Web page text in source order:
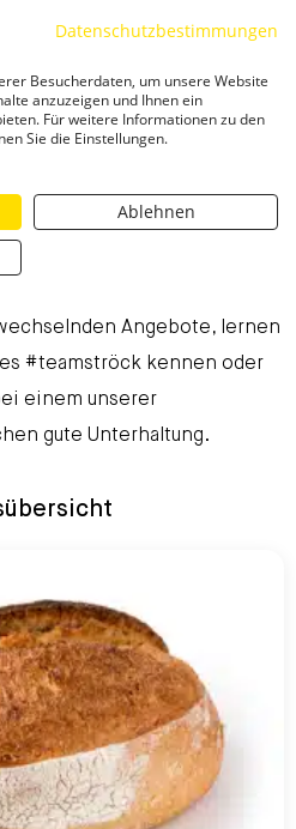
Backstube, lernen Sie
kennen, schmökern Sie in
Angebote, lernen
#teamströck kennen oder
einem unserer
gute Unterhaltung.
Datenschutzbestimmungen
Besucherdaten, um unsere Website
anzuzeigen und Ihnen ein
Für weitere Informationen zu den
Sie die Einstellungen.
Ablehnen